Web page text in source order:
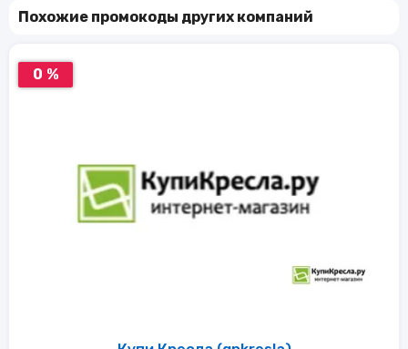
Похожие промокоды других компаний
0 %